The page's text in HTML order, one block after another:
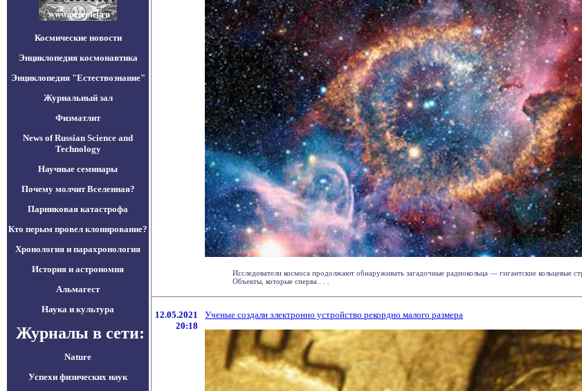
Космические новости
Энциклопедия космонавтика
Энциклопедия "Естествознание"
Журнальный зал
Физматлит
News of Russian Science and
Technology
Научные семинары
Почему молчит Вселенная?
Парниковая катастрофа
Кто перым провел клонирование?
Хронология и парахронология
История и астрономия
Альмагест
Наука и культура
Журналы в сети:
Nature
Успехи физических наук
Исследователи космоса продолжают обнаруживать загадочные радиокольца — гигантские кольцевые
Объекты, которые сперва . . .
12.05.2021
20:18
Ученые создали электронно устройство рекордно малого размера